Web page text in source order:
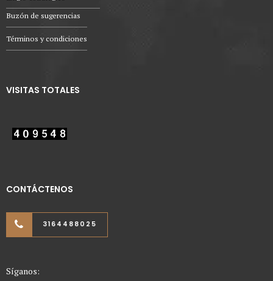
Buzón de sugerencias
Términos y condiciones
VISITAS TOTALES
CONTÁCTENOS
3164488025
Síganos: